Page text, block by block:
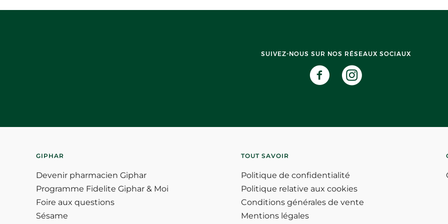
SUIVEZ-NOUS SUR NOS RÉSEAUX SOCIAUX
GIPHAR
Devenir pharmacien Giphar
Programme Fidelite Giphar & Moi
Foire aux questions
Sésame
TOUT SAVOIR
Politique de confidentialité
Politique relative aux cookies
Conditions générales de vente
Mentions légales